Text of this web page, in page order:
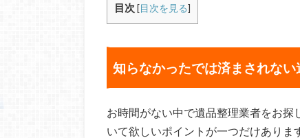
目次 [目次を見る]
知らなかったでは済まされな
お時間がない中で遺品整理業者をお
いて欲しいポイントが一つだけありま